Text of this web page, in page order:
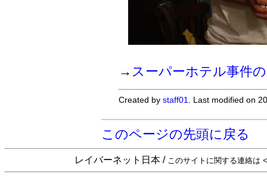
→ スーパーホテル事件
Created bystaff01 . Last modified on
このページの先頭に戻る
レイバーネット日本 / このサイトに関する連絡は